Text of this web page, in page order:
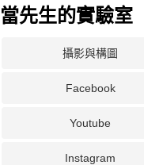
當先生的實驗室
攝影與構圖
Facebook
Youtube
Instagram